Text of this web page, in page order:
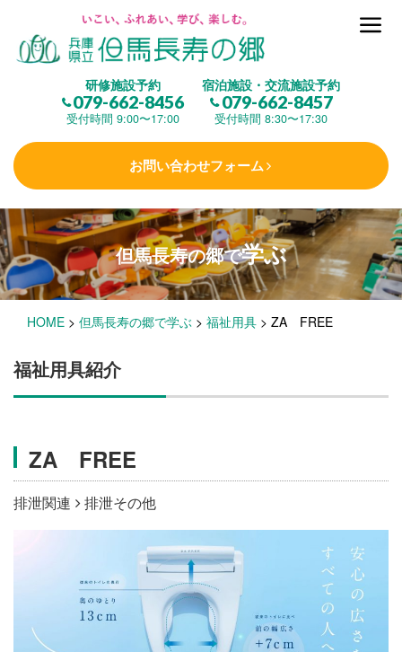
研修施設予約
079-662-8456
受付時間 9:00〜17:00
宿泊施設・交流施設予約
079-662-8457
受付時間 8:30〜17:30
お問い合わせフォーム
但馬長寿の郷とは
(研修施設)
楽しむ
学 ぶ(健康福祉)
泊まる(宿泊)
施設・料金
アクセス
但馬長寿の郷で学ぶ
HOME > 但馬長寿の郷で学ぶ > 福祉用具 > ZA FREE
福祉用具紹介
ZA FREE
排泄関連 排泄その他